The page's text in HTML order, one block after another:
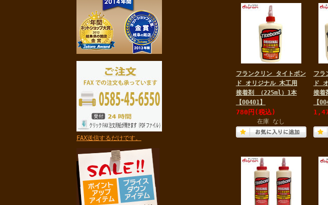
FAX送信するだけです。
フランクリン タイトボン
ド オリジナル 木工用
接着剤 （225ml）1本
【00401】
780円 (税込)
在庫 なし
フラ
ド
接着
【